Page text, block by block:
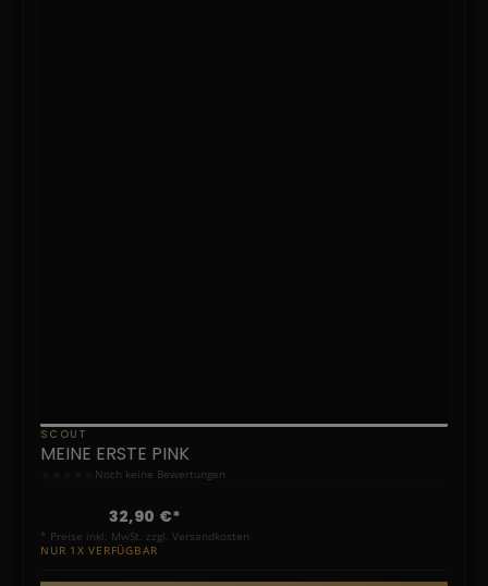
SCOUT
MEINE ERSTE PINK
Noch keine Bewertungen
32,90 €*
* Preise inkl. MwSt. zzgl. Versandkosten
NUR 1X VERFÜGBAR